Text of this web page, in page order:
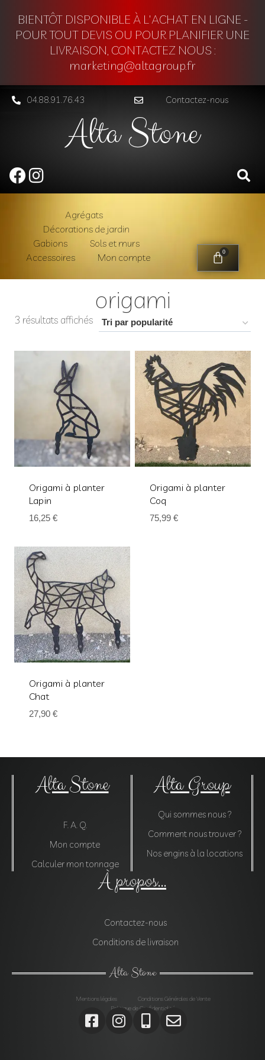
BIENTÔT DISPONIBLE À L'ACHAT EN LIGNE -
POUR TOUT DEVIS OU POUR PLANIFIER UNE
LIVRAISON, CONTACTEZ NOUS :
marketing@altagroup.fr
04.88.91.76.43 Contactez-nous
Alta Stone
Agrégats
Décorations de jardin
Gabions
Sols et murs
Accessoires
Mon compte 0
origami
3 résultats affichés
Origami à planter
Lapin
16,25 €
Origami à planter
Coq
75,99 €
Origami à planter
Chat
27,90 €
Alta Stone
F. A. Q.
Mon compte
Calculer mon tonnage
Alta Group
Qui sommes nous ?
Comment nous trouver ?
Nos engins à la locations
À propos...
Contactez-nous
Conditions de livraison
Alta Stone
Mentions légales
Conditions Générales de Vente
Politique de Confidentialité